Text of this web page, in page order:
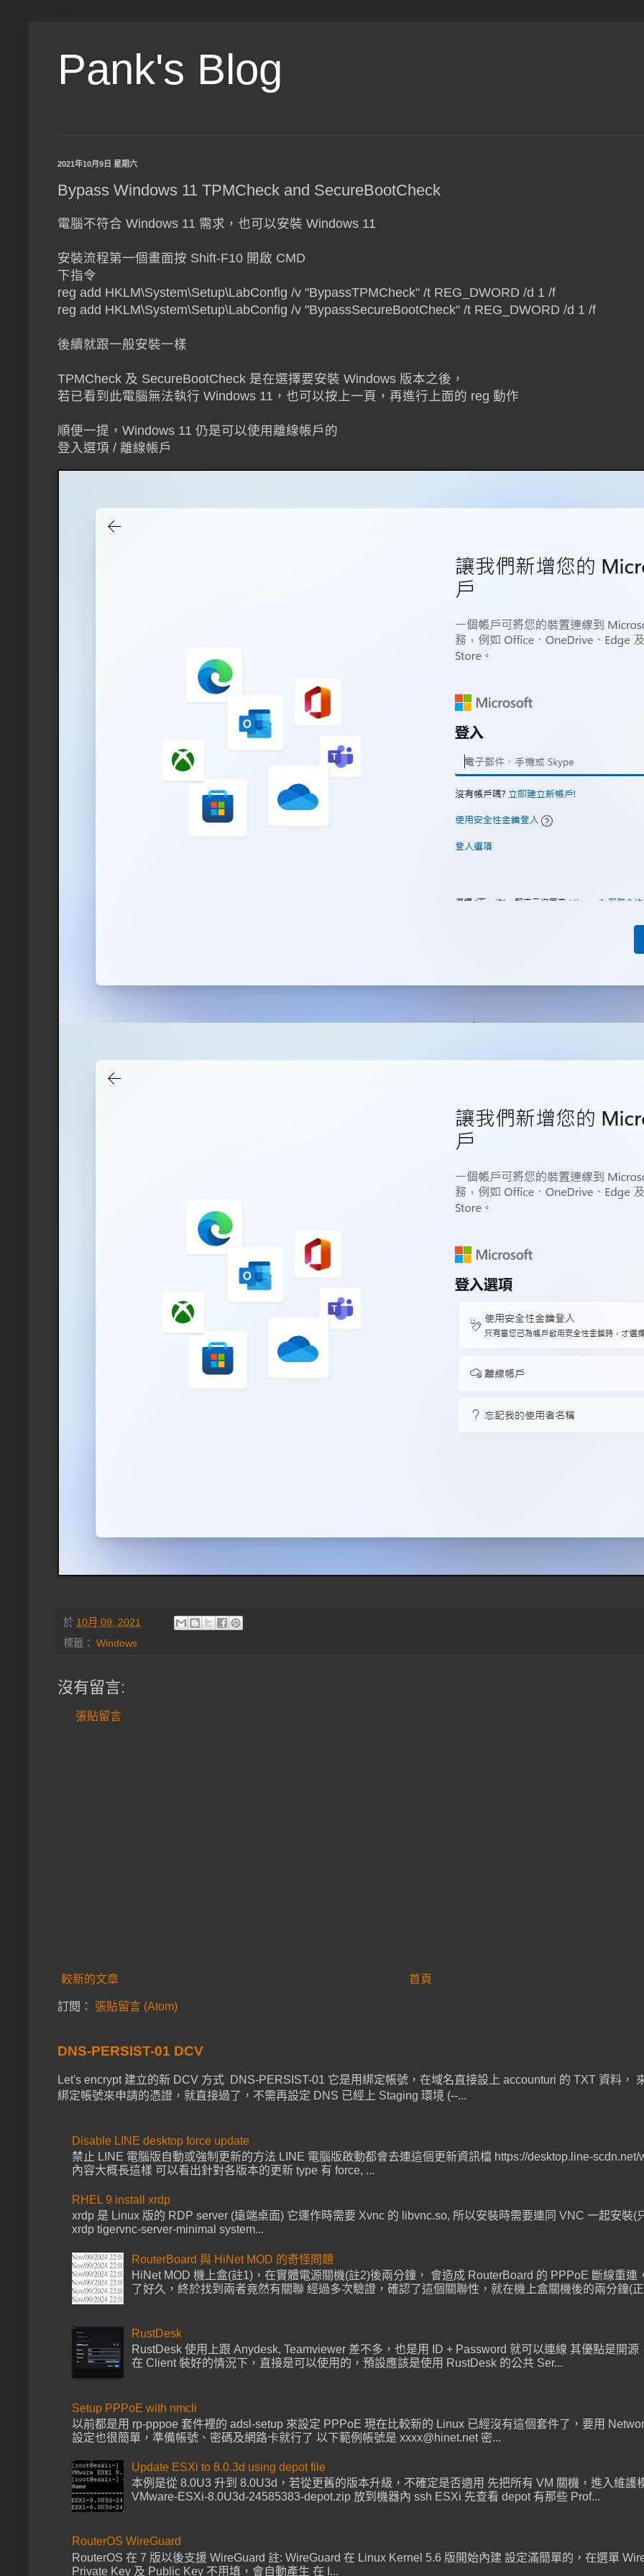
Pank's Blog
2021年10月9日 星期六
Bypass Windows 11 TPMCheck and SecureBootCheck
電腦不符合 Windows 11 需求，也可以安裝 Windows 11
安裝流程第一個畫面按 Shift-F10 開啟 CMD
下指令
reg add HKLM\System\Setup\LabConfig /v "BypassTPMCheck" /t REG_DWORD /d 1 /f
reg add HKLM\System\Setup\LabConfig /v "BypassSecureBootCheck" /t REG_DWORD /d 1 /f
後續就跟一般安裝一樣
TPMCheck 及 SecureBootCheck 是在選擇要安裝 Windows 版本之後，
若已看到此電腦無法執行 Windows 11，也可以按上一頁，再進行上面的 reg 動作
順便一提，Windows 11 仍是可以使用離線帳戶的
登入選項 / 離線帳戶
於 10月 09, 2021
標籤： Windows
沒有留言:
張貼留言
較新的文章 首頁
訂閱： 張貼留言 (Atom)
DNS-PERSIST-01 DCV
Let's encrypt 建立的新 DCV 方式 DNS-PERSIST-01 它是用綁定帳號，在域名直接設上 accounturi 的 TXT 資料，
綁定帳號來申請的憑證，就直接過了，不需再設定 DNS 已經上 Staging 環境 (--...
Disable LINE desktop force update
禁止 LINE 電腦版自動或強制更新的方法 LINE 電腦版啟動都會去連這個更新資訊檔 https://desktop.line-
內容大概長這樣 可以看出針對各版本的更新 type 有 force, ...
RHEL 9 install xrdp
xrdp 是 Linux 版的 RDP server (遠端桌面) 它運作時需要 Xvnc 的 libvnc.so, 所以安裝時需要連同 VNC 一起安裝(
xrdp tigervnc-server-minimal system...
RouterBoard 與 HiNet MOD 的奇怪問題
HiNet MOD 機上盒(註1)，在實體電源關機(註2)後兩分鐘， 會造成 RouterBoard 的 PPPoE 斷線重連
了好久，終於找到兩者竟然有關聯 經過多次驗證，確認了這個關聯性，就在機上盒關機後的兩分鐘(
RustDesk
RustDesk 使用上跟 Anydesk, Teamviewer 差不多，也是用 ID + Password 就可以連線 其優點是開
在 Client 裝好的情況下，直接是可以使用的，預設應該是使用 RustDesk 的公共 Ser...
Setup PPPoE with nmcli
以前都是用 rp-pppoe 套件裡的 adsl-setup 來設定 PPPoE 現在比較新的 Linux 已經沒有這個套件了，要用
設定也很簡單，準備帳號、密碼及網路卡就行了 以下範例帳號是 xxxx@hinet.net 密...
Update ESXi to 8.0.3d using depot file
本例是從 8.0U3 升到 8.0U3d，若從更舊的版本升級，不確定是否適用 先把所有 VM 關機，進入維護
VMware-ESXi-8.0U3d-24585383-depot.zip 放到機器內 ssh ESXi 先查看 depot 有那些 Prof...
RouterOS WireGuard
RouterOS 在 7 版以後支援 WireGuard 註: WireGuard 在 Linux Kernel 5.6 版開始內建 設定滿簡單的，在選單
Private Key 及 Public Key 不用填，會自動產生 在 I...